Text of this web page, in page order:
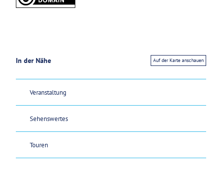
In der Nähe Auf der Karte anschauen
Veranstaltung
Sehenswertes
Touren